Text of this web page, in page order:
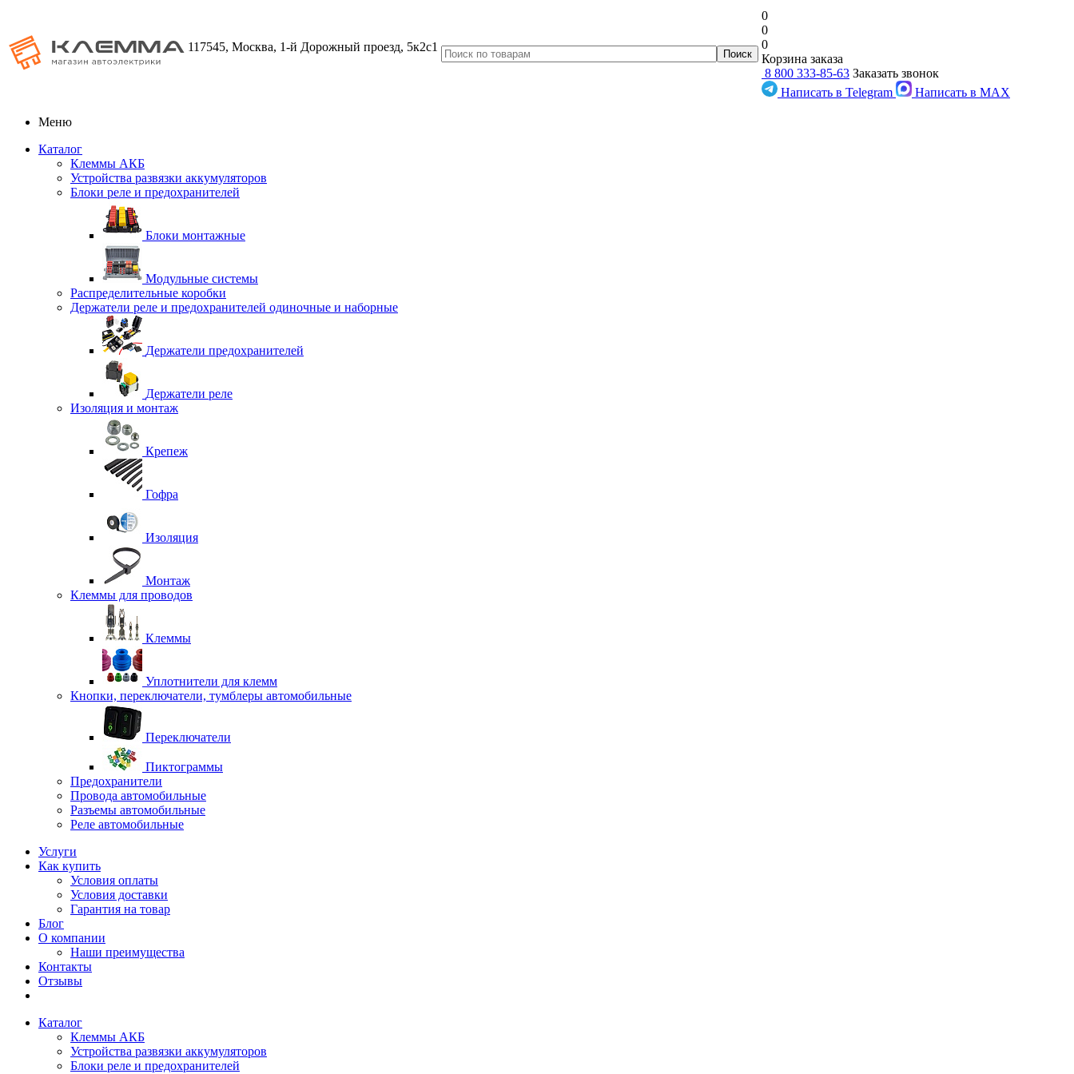
117545, Москва, 1-й Дорожный проезд, 5к2с1
0
0
0
Корзина заказа
8 800 333-85-63 Заказать звонок
Написать в Telegram
Написать в MAX
Меню
Каталог
Клеммы АКБ
Устройства развязки аккумуляторов
Блоки реле и предохранителей
Блоки монтажные
Модульные системы
Распределительные коробки
Держатели реле и предохранителей одиночные и наборные
Держатели предохранителей
Держатели реле
Изоляция и монтаж
Крепеж
Гофра
Изоляция
Монтаж
Клеммы для проводов
Клеммы
Уплотнители для клемм
Кнопки, переключатели, тумблеры автомобильные
Переключатели
Пиктограммы
Предохранители
Провода автомобильные
Разъемы автомобильные
Реле автомобильные
Услуги
Как купить
Условия оплаты
Условия доставки
Гарантия на товар
Блог
О компании
Наши преимущества
Контакты
Отзывы
Каталог
Клеммы АКБ
Устройства развязки аккумуляторов
Блоки реле и предохранителей